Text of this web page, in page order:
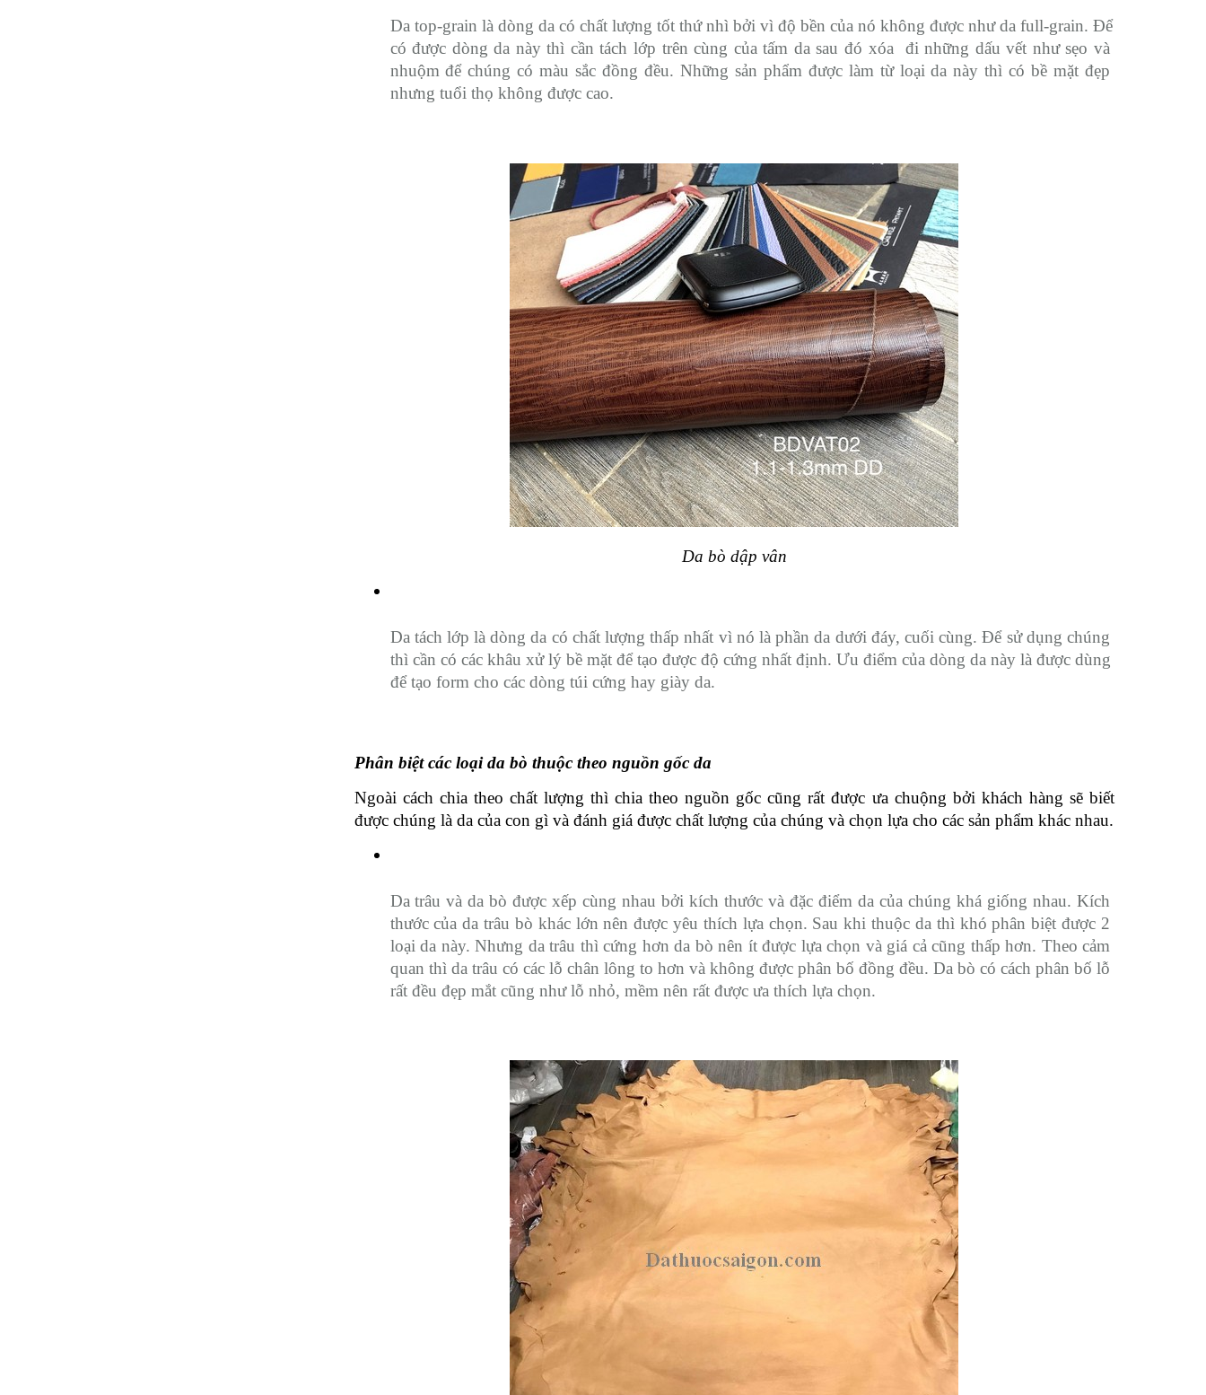
Da top-grain là dòng da có chất lượng tốt thứ nhì bởi vì độ bền của nó không được như da full-grain. Để
có được dòng da này thì cần tách lớp trên cùng của tấm da sau đó xóa  đi những dấu vết như sẹo và
nhuộm để chúng có màu sắc đồng đều. Những sản phẩm được làm từ loại da này thì có bề mặt đẹp
nhưng tuổi thọ không được cao.
Da bò dập vân
Da tách lớp là dòng da có chất lượng thấp nhất vì nó là phần da dưới đáy, cuối cùng. Để sử dụng chúng
thì cần có các khâu xử lý bề mặt để tạo được độ cứng nhất định. Ưu điểm của dòng da này là được dùng
để tạo form cho các dòng túi cứng hay giày da.
Phân biệt các loại da bò thuộc theo nguồn gốc da
Ngoài cách chia theo chất lượng thì chia theo nguồn gốc cũng rất được ưa chuộng bởi khách hàng sẽ biết
được chúng là da của con gì và đánh giá được chất lượng của chúng và chọn lựa cho các sản phẩm khác nhau.
Da trâu và da bò được xếp cùng nhau bởi kích thước và đặc điểm da của chúng khá giống nhau. Kích
thước của da trâu bò khác lớn nên được yêu thích lựa chọn. Sau khi thuộc da thì khó phân biệt được 2
loại da này. Nhưng da trâu thì cứng hơn da bò nên ít được lựa chọn và giá cả cũng thấp hơn. Theo cảm
quan thì da trâu có các lỗ chân lông to hơn và không được phân bố đồng đều. Da bò có cách phân bố lỗ
rất đều đẹp mắt cũng như lỗ nhỏ, mềm nên rất được ưa thích lựa chọn.